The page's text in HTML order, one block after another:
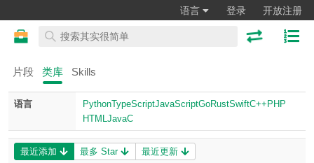
语言 登录 开放注册
片段 类库 Skills
语言 PythonTypeScriptJavaScriptGoRustSwiftC++ PHP
HTMLJavaC
最近添加 最多 Star 最近更新